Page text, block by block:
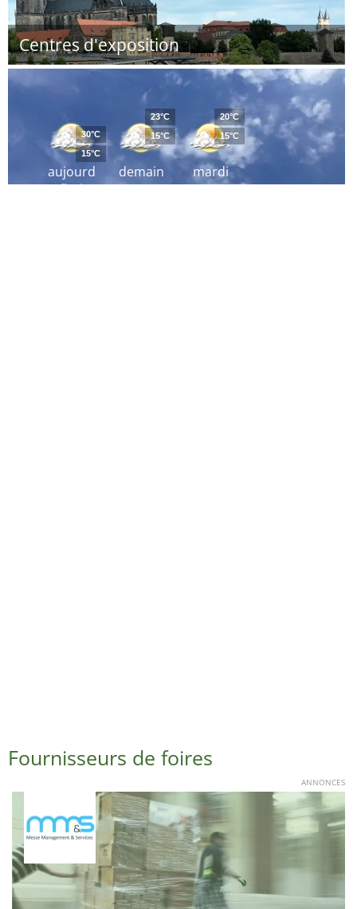
Centres d'exposition
aujourd
´hui
30°C
15°C
demain
23°C
15°C
mardi
20°C
15°C
Fournisseurs de foires
ANNONCES